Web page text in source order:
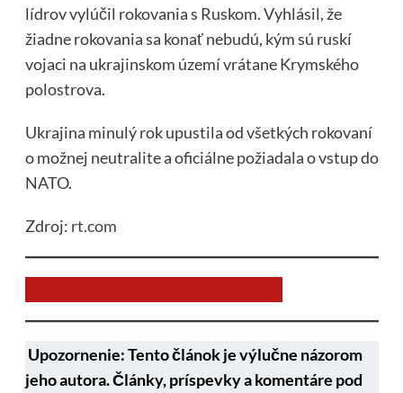
lídrov vylúčil rokovania s Ruskom. Vyhlásil, že
žiadne rokovania sa konať nebudú, kým sú ruskí
vojaci na ukrajinskom území vrátane Krymského
polostrova.
Ukrajina minulý rok upustila od všetkých rokovaní
o možnej neutralite a oficiálne požiadala o vstup do
NATO.
Zdroj: rt.com
Upozornenie: Tento článok je výlučne názorom
jeho autora. Články, príspevky a komentáre pod